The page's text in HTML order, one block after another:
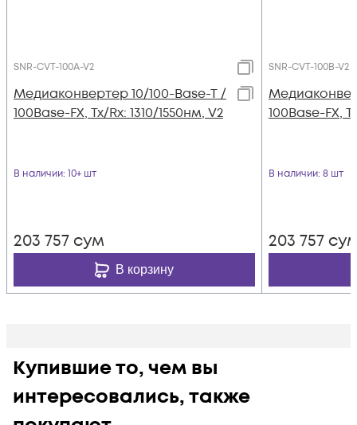
SNR-CVT-100A-V2
Медиаконвертер 10/100-Base-T /
100Base-FX, Tx/Rx: 1310/1550нм, V2
В наличии: 10+ шт
203 757 сум
В корзину
SNR-CVT-100B-V2
100Base-FX,
В наличии: 8 шт
203 757
Купившие то, чем вы
интересовались, также